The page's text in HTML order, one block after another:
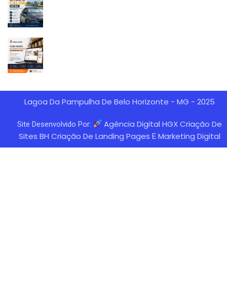
Lagoa Da Pampulha De Belo Horizonte - MG - 2025
Site Desenvolvido Por:
Agência Digital HGX Criação De
Sites BH Criação De Landing Pages E Marketing Digital